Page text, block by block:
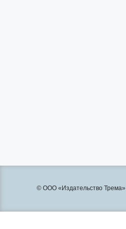
© ООО «Издательство Трема»